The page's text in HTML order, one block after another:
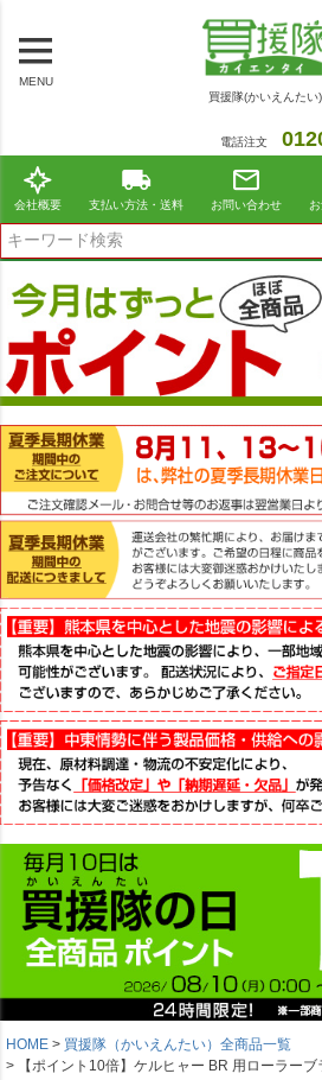
MENU
買援隊(かいえんたい)
電話注文
会社概要 支払い方法・送料 お問い合わせ
HOME
買援隊（かいえんたい）全商品一覧
【ポイント10倍】ケルヒャー BR 用ローラー